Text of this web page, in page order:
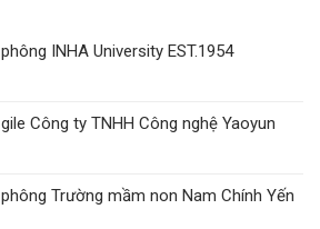
INHA University EST.1954
Công ty TNHH Công nghệ Yaoyun
Trường mầm non Nam Chính Yến